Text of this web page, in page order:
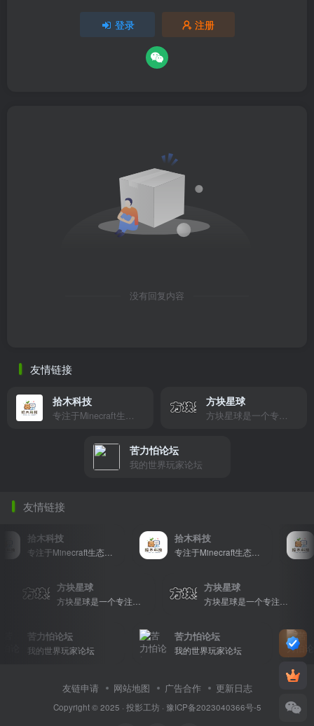
登录 注册
没有回复内容
友情链接
拾木科技
专注于Minecraft生态建设
方块星球
方块星球是一个专注于我的世界的中文论坛，提供丰富的资源分享、玩家交流和创意展示，包括地图、皮肤、数据包等内容，打造Minecraft玩家的专属社区乐园！
苦力怕论坛
我的世界玩家论坛
友情链接
拾木科技
专注于Minecraft生态建设
拾木科技
专注于Minecraft生态建设
方块星球 方块星球
苦力怕论坛
我的世界玩家论坛
苦力怕论坛
我的世界玩家论坛
友链申请 网站地图 广告合作 更新日志
Copyright © 2025 · 投影工坊· 豫ICP备2023040366号-5